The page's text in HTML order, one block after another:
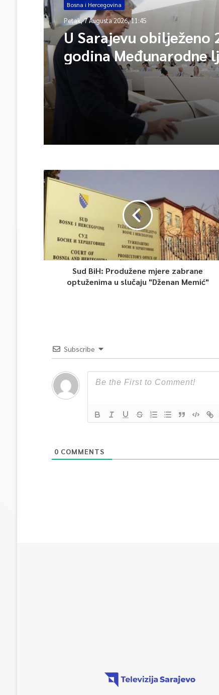
Bosna i Hercegovina
Petak, 7 Augusta 2026, 11:45
U Sarajevu obilježeno
godina Međunarodne
škole – Fokus na
međunarodne pravde
Sud BiH: Produžene mjere zabrane
optuženima u slučaju "Dženan Memić"
Subscribe
0 COMMENTS